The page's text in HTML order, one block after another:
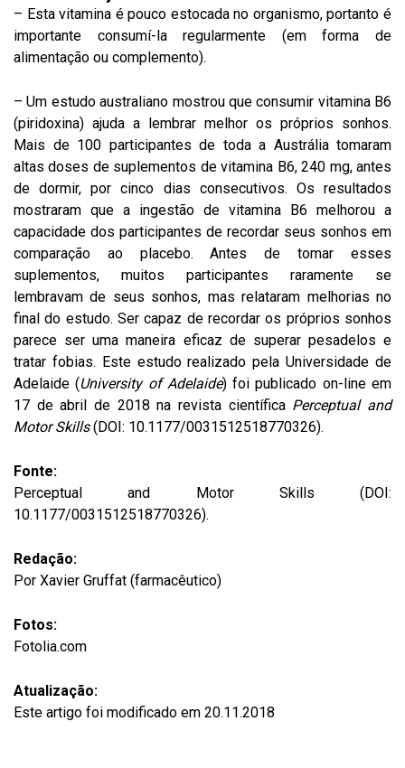
– Esta vitamina é pouco estocada no organismo, portanto é
importante consumí-la regularmente (em forma de
alimentação ou complemento).
– Um estudo australiano mostrou que consumir vitamina B6
(piridoxina) ajuda a lembrar melhor os próprios sonhos.
Mais de 100 participantes de toda a Austrália tomaram
altas doses de suplementos de vitamina B6, 240 mg, antes
de dormir, por cinco dias consecutivos. Os resultados
mostraram que a ingestão de vitamina B6 melhorou a
capacidade dos participantes de recordar seus sonhos em
comparação ao placebo. Antes de tomar esses
suplementos, muitos participantes raramente se
lembravam de seus sonhos, mas relataram melhorias no
final do estudo. Ser capaz de recordar os próprios sonhos
parece ser uma maneira eficaz de superar pesadelos e
tratar fobias. Este estudo realizado pela Universidade de
Adelaide (University of Adelaide) foi publicado on-line em
17 de abril de 2018 na revista científica Perceptual and
Motor Skills(DOI: 10.1177/0031512518770326).
Fonte:
Perceptual and Motor Skills (DOI:
10.1177/0031512518770326).
Redação:
Por Xavier Gruffat (farmacêutico)
Fotos:
Fotolia.com
Atualização:
Este artigo foi modificado em 20.11.2018